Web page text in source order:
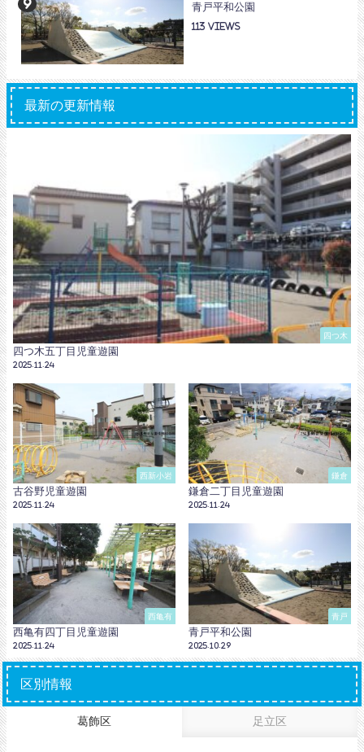
青戸平和公園
113
最新の更新情報
四つ木
四つ木五丁目児童遊園
2025.11.24
西新小岩
古谷野児童遊園
2025.11.24
鎌倉
鎌倉二丁目児童遊園
2025.11.24
西亀有
西亀有四丁目児童遊園
2025.11.24
青戸
青戸平和公園
2025.10.29
区別情報
葛飾区 足立区